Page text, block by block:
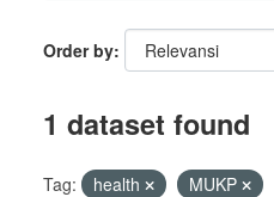
Order by
1 dataset found
Tag: health MUKP